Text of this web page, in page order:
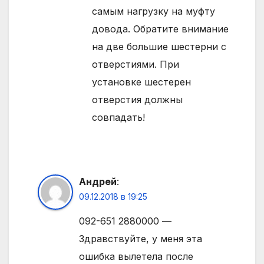
самым нагрузку на муфту
довода. Обратите внимание
на две большие шестерни с
отверстиями. При
установке шестерен
отверстия должны
совпадать!
Андрей:
09.12.2018 в 19:25
092-651 2880000 —
Здравствуйте, у меня эта
ошибка вылетела после